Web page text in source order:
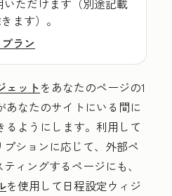
いただけます（別途記載
ます）。
ラン
ェットをあなたのページの1
あなたのサイトにいる間に
るようにします。利用して
ションに応じて、外部ペ
ィングするページにも、
を使用して日程設定ウィジ